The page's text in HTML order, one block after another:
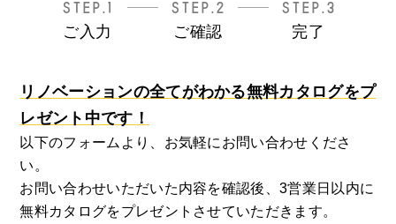
STEP.1
ご入力
STEP.2
ご確認
STEP.3
完了
リノベーションの全てがわかる無料カタログをプ
レゼント中です！
以下のフォームより、お気軽にお問い合わせくださ
い。
お問い合わせいただいた内容を確認後、3営業日以内に
無料カタログをプレゼントさせていただきます。